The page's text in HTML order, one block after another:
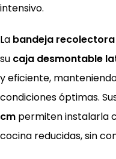
intensivo.
La bandeja
su caja desmontable
y eficiente,
condiciones óptimas.
cm permiten instalarla
cocina reducidas, sin